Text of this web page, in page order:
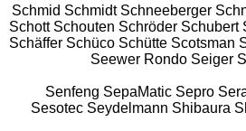
Schmid Schmidt Schneeberger
Schott Schouten Schröder Schubert
Schäffer Schüco Schütte Scotsman
Seewer Rondo Seiger
Senfeng SepaMatic Sepro
Sesotec Seydelmann Shibaura